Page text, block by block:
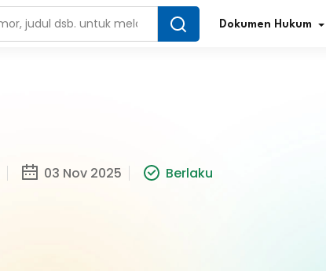
Dokumen Hukum
Simplifikasi Regulasi
03 Nov 2025 Berlaku